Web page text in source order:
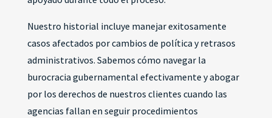
Nuestro historial incluye manejar exitosamente
casos afectados por cambios de política y retrasos
administrativos. Sabemos cómo navegar la
burocracia gubernamental efectivamente y abogar
por los derechos de nuestros clientes cuando las
agencias fallan en seguir procedimientos